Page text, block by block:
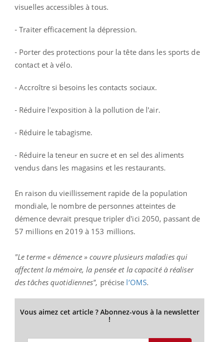
visuelles accessibles à tous.
- Traiter efficacement la dépression.
- Porter des protections pour la tête dans les sports de
contact et à vélo.
- Accroître si besoins les contacts sociaux.
- Réduire l'exposition à la pollution de l'air.
- Réduire le tabagisme.
- Réduire la teneur en sucre et en sel des aliments
vendus dans les magasins et les restaurants.
En raison du vieillissement rapide de la population
mondiale, le nombre de personnes atteintes de
démence devrait presque tripler d'ici 2050, passant de
57 millions en 2019 à 153 millions.
"Le terme « démence » couvre plusieurs maladies qui
affectent la mémoire, la pensée et la capacité à réaliser
des tâches quotidiennes", précise l’OMS.
Vous aimez cet article ? Abonnez-vous à la newsletter
!